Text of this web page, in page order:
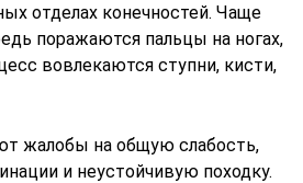
отделах конечностей. Чаще
поражаются пальцы на ногах,
вовлекаются ступни, кисти,
жалобы на общую слабость,
и неустойчивую походку.